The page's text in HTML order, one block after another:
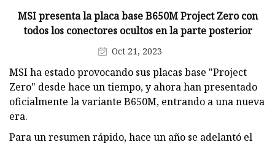
MSI presenta la placa base B650M Project Zero con
todos los conectores ocultos en la parte posterior
Oct 21, 2023
MSI ha estado provocando sus placas base "Project
Zero" desde hace un tiempo, y ahora han presentado
oficialmente la variante B650M, entrando a una nueva
era.
Para un resumen rápido, hace un año se adelantó el